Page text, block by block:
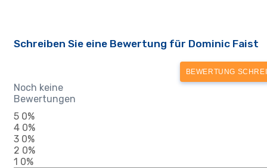
Schreiben Sie eine Bewertung für Dominic Faist
BEWERTUNG
Noch keine
Bewertungen
5 0%
4 0%
3 0%
2 0%
1 0%